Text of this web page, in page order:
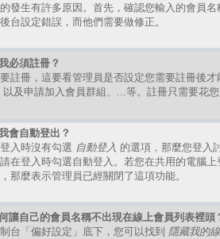
發生有許多原因。首先，確認您輸入的會員
台設定錯誤，而他們需要做修正。
必須註冊？
註冊，這要看管理員是否設定您需要註冊後
及申請加入會員群組、...等。註冊只需要花您
會自動登出？
入時沒有勾選 自動登入 的選項，那麼您登入
在登入時勾選自動登入。若您在共用的電腦
那麼表示管理員已經關閉了這項功能。
讓自己的會員名稱不出現在線上會員列表裡頭
台「偏好設定」底下，您可以找到 隱藏我的